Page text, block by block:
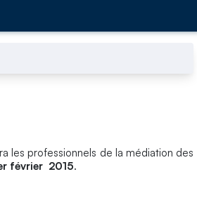
les professionnels de la médiation des
février 2015.